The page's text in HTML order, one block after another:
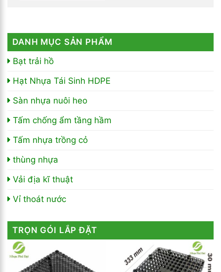
DANH MỤC SẢN PHẨM
Bạt trải hồ
Hạt Nhựa Tái Sinh HDPE
Sàn nhựa nuôi heo
Tấm chống ẩm tầng hầm
Tấm nhựa trồng cỏ
thùng nhựa
Vải địa kĩ thuật
Vỉ thoát nước
TRỌN GÓI LẮP ĐẶT